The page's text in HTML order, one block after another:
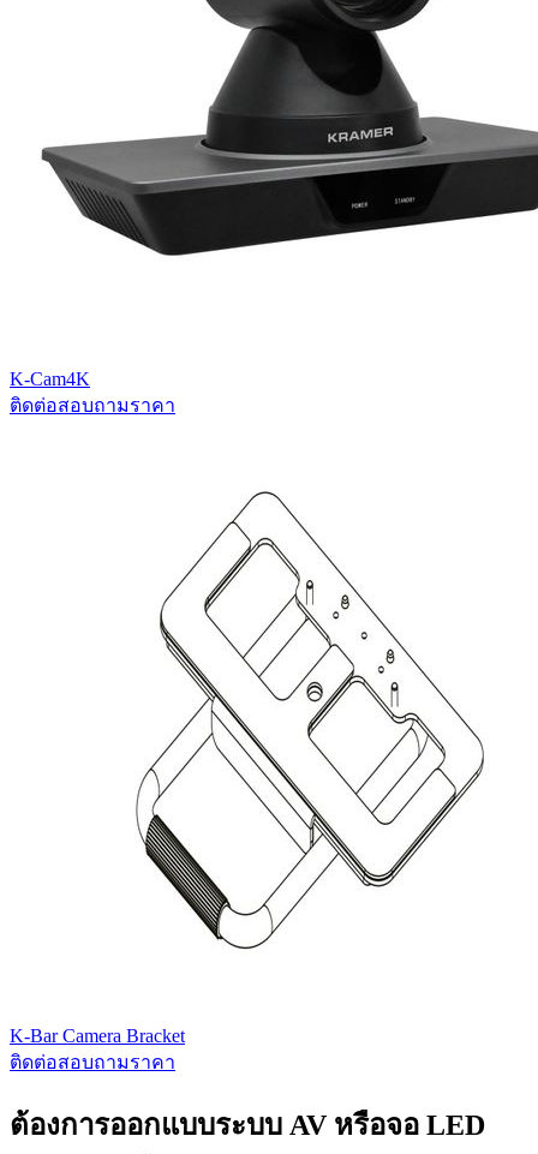
K-Cam4K
ติดต่อสอบถามราคา
K-Bar Camera Bracket
ติดต่อสอบถามราคา
ต้องการออกแบบระบบ AV หรือจอ LED